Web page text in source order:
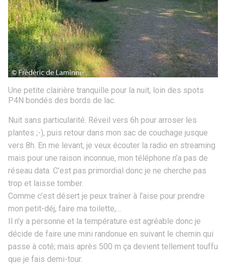
Une petite clairière tranquille pour la nuit, loin des spots
P4N bondés des bords de lac.
Nuit sans particularité. Réveil vers 6h pour arroser les
plantes ;-), puis retour dans mon sac de couchage jusque
vers 8h. En me levant, je veux écouter la radio en streaming
mais pour une raison inconnue, mon téléphone n’a pas de
réseau data. C’est pas primordial donc je ne cherche pas
trop et laisse tomber.
Comme c’est désert je peux traîner à l’aise pour prendre
mon petit-déj, faire ma toilette,…
Il n’y a personne et la température est agréable donc je
décide de faire une mini randonue en suivant le chemin qui
passe à coté; mais après 500 m ça devient tellement touffu
que je fais demi-tour.